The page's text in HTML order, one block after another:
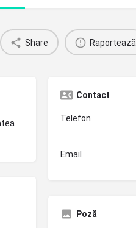
Share Raportează
Contact
Telefon
Email
Poză